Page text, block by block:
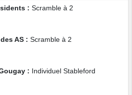
: Scramble à 2
AS : Scramble à 2
: Individuel Stableford